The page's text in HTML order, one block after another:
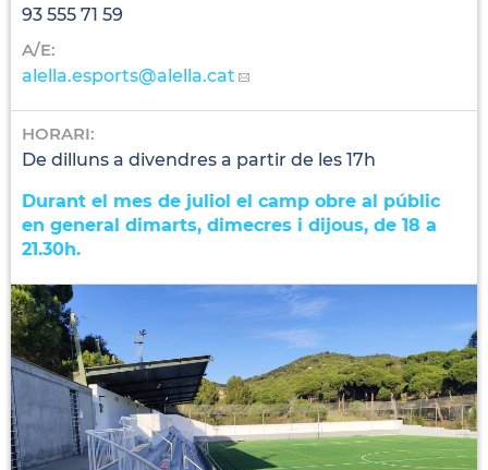
93 555 71 59
A/E:
alella.esports@alella.cat
HORARI:
De dilluns a divendres a partir de les 17h
Durant el mes de juliol el camp obre al públic
en general dimarts, dimecres i dijous, de 18 a
21.30h.